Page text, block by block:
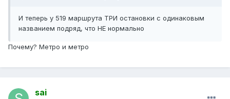
И теперь у 519 маршрута ТРИ остановки с одинаковым
названием подряд, что НЕ нормально
Почему? Метро и метро
sai